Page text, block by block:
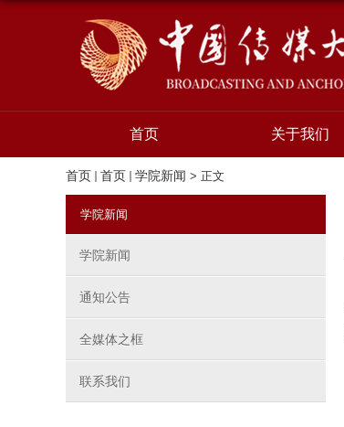
首页 关于我们
首页 首页 学院新闻 > 正文
学院新闻
学院新闻
通知公告
全媒体之框
联系我们